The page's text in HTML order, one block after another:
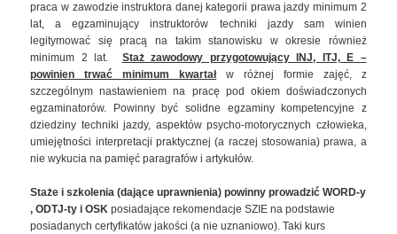
praca w zawodzie instruktora danej kategorii prawa jazdy minimum 2
lat, a egzaminujący instruktorów techniki jazdy sam winien
legitymować się pracą na takim stanowisku w okresie również
minimum 2 lat. Staż zawodowy przygotowujący INJ, ITJ, E –
powinien trwać minimum kwartałw różnej formie zajęć, z
szczególnym nastawieniem na pracę pod okiem doświadczonych
egzaminatorów. Powinny być solidne egzaminy kompetencyjne z
dziedziny techniki jazdy, aspektów psycho-motorycznych człowieka,
umiejętności interpretacji praktycznej (a raczej stosowania) prawa, a
nie wykucia na pamięć paragrafów i artykułów.
Staże i szkolenia (dające uprawnienia) powinny prowadzić WORD-y
, ODTJ-ty i OSK posiadające rekomendacje SZIE na podstawie
posiadanych certyfikatów jakości (a nie uznaniowo). Taki kurs